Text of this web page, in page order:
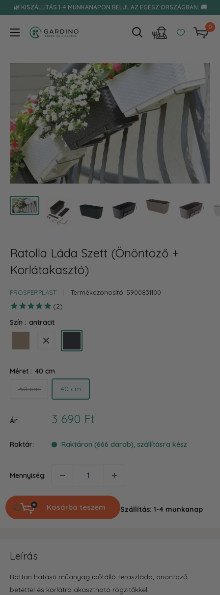
Tovább🌿 KISZÁLLÍTÁS 1-4 MUNKANAPON BELÜL AZ EGÉSZ ORSZÁGBAN. 🚚
Gardino
0
Ratolla Láda Szett (Önöntöző +
Korlátakasztó)
PROSPERPLAST Termékazonosító: 5900831100
2
Szín : antracit
fehér
Méret : 40 cm
50 cm
40 cm
Ár:
Akciós
3 690 Ft
Raktár: Raktáron (666 darab), szállításra kész
Mennyiség:
Kosárba teszem Szállítás: 1-4 munkanap
Leírás
Rattan hatású műanyag időtálló teraszláda, önöntöző
betéttel és korlátra akasztható rögzítőkkel.